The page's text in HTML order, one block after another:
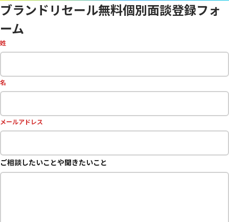
ブランドリセール無料個別面談登録フォ
ーム
姓
名
メールアドレス
ご相談したいことや聞きたいこと